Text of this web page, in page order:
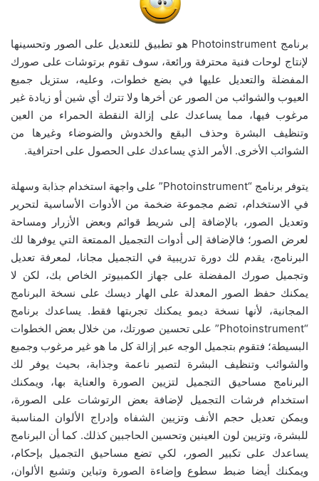
برنامج Photoinstrument هو تطبيق للتعديل على الصور وتحسينها
لإنتاج لوحات فنية محترفة ورائعة، سوف تقوم برتوشات على صورك
المفضلة والتعديل عليها في بضع خطوات، وعليه، ستزيل جميع
العيوب والشوائب من الصور عن أخرها ولا تترك أي شين أو زيادة غير
مرغوب فيها، مما يساعدك على إزالة النقطة الحمراء من العين
وتنظيف البشرة وحذف البقع والخدوش والضوضاء وغيرها من
الشوائب الأخرى. الأمر الذي يساعدك على الحصول على احترافية.
يتوفر برنامج “Photoinstrument” على واجهة استخدام جذابة وسهلة
في الاستخدام، تضم مجموعة ضخمة من الأدوات الأساسية لتحرير
وتعديل الصور، بالإضافة إلى شريط قوائم وبعض الأزرار ومساحة
لعرض الصور؛ فالإضافة إلى أدوات التجميل الممتعة التي يوفرها لك
البرنامج، يقدم لك دورة تدريبية في التجميل مجانا، لمعرفة تعديل
وتجميل صورك المفضلة على جهاز الكمبيوتر الخاص بك، لكن لا
يمكنك حفظ الصور المعدلة على الهار ديسك على نسخة البرنامج
المجانية، لأنها نسخة ديمو يمكنك تجربتها فقط. يساعدك برنامج
“Photoinstrument” على تحسين صورتك، من خلال بعض الخطوات
البسيطة؛ فتقوم بتجميل الوجه عبر إزالة كل ما هو غير مرغوب وجميع
والشوائب وتنظيف البشرة لتصير ناعمة وجذابة، بحيث يوفر لك
البرنامج مساحيق التجميل لتزيين الصورة والعناية بها، ويمكنك
استخدام فرشات التجميل لإضافة بعض الرتوشات على الصورة،
ويمكن تعديل حجم الأنف وتزيين الشفاه وإدراج الألوان المناسبة
للبشرة، وتزيين لون العينين وتحسين الحاجبين كذلك. كما أن البرنامج
يساعدك على تكبير الصور، لكي تضع مساحيق التجميل بإحكام،
ويمكنك أيضا ضبط سطوع وإضاءة الصورة وتباين وتشبع الألوان،